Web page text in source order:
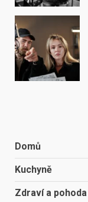
Domů
Kuchyně
Zdraví a pohoda